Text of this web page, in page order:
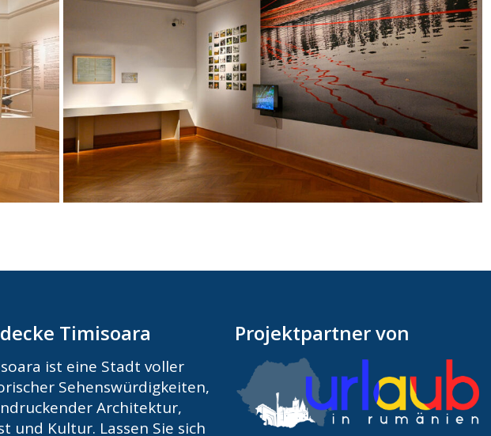
Timisoara
ist eine Stadt voller
Sehenswürdigkeiten,
Architektur,
und Kultur. Lassen Sie sich
Projektpartner von